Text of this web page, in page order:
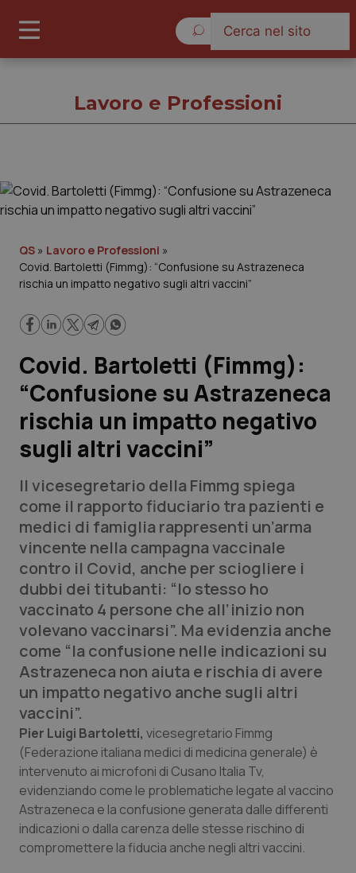
Governo e Parlamento
Regioni e Asl
Lavoro e Professioni
Scienza e Farmaci
Studi e Analisi
Lettere al direttore
Edizioni Regionali
QS Pro
Professionisti Sanitari.AI
Abruzzo
Basilicata
Calabria
Campania
Emilia-Romagna
Friuli Venezia Giulia
QS Pro Gold
Artrite & artrosi
Asma & BPCO
Car-T
Colesterolo & coronaropatie
Dermatite Atopica
QS Club Newsletter
Lavoro e Professioni
QS » Lavoro e Professioni »
Covid. Bartoletti (Fimmg): “Confusione su Astrazeneca
rischia un impatto negativo sugli altri vaccini”
Covid. Bartoletti (Fimmg):
“Confusione su Astrazeneca
rischia un impatto negativo
sugli altri vaccini”
Il vicesegretario della Fimmg spiega
come il rapporto fiduciario tra pazienti e
medici di famiglia rappresenti un’arma
vincente nella campagna vaccinale
contro il Covid, anche per sciogliere i
dubbi dei titubanti: “Io stesso ho
vaccinato 4 persone che all’inizio non
volevano vaccinarsi”. Ma evidenzia anche
come “la confusione nelle indicazioni su
Astrazeneca non aiuta e rischia di avere
un impatto negativo anche sugli altri
vaccini”.
Pier Luigi Bartoletti, vicesegretario Fimmg
(Federazione italiana medici di medicina generale) è
intervenuto ai microfoni di Cusano Italia Tv,
evidenziando come le problematiche legate al vaccino
Astrazeneca e la confusione generata dalle differenti
indicazioni o dalla carenza delle stesse rischino di
compromettere la fiducia anche negli altri vaccini.